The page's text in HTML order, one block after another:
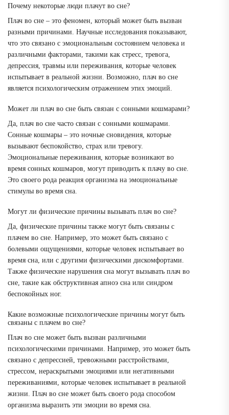
Почему некоторые люди плачут во сне?
Плач во сне – это феномен, который может быть вызван
разными причинами. Научные исследования показывают,
что это связано с эмоциональным состоянием человека и
различными факторами, такими как стресс, тревога,
депрессия, травмы или переживания, которые человек
испытывает в реальной жизни. Возможно, плач во сне
является психологическим отражением этих эмоций.
Может ли плач во сне быть связан с сонными кошмарами?
Да, плач во сне часто связан с сонными кошмарами.
Сонные кошмары – это ночные сновидения, которые
вызывают беспокойство, страх или тревогу.
Эмоциональные переживания, которые возникают во
время сонных кошмаров, могут приводить к плачу во сне.
Это своего рода реакция организма на эмоциональные
стимулы во время сна.
Могут ли физические причины вызывать плач во сне?
Да, физические причины также могут быть связаны с
плачем во сне. Например, это может быть связано с
болевыми ощущениями, которые человек испытывает во
время сна, или с другими физическими дискомфортами.
Также физические нарушения сна могут вызывать плач во
сне, такие как обструктивная апноэ сна или синдром
беспокойных ног.
Какие возможные психологические причины могут быть
связаны с плачем во сне?
Плач во сне может быть вызван различными
психологическими причинами. Например, это может быть
связано с депрессией, тревожными расстройствами,
стрессом, нераскрытыми эмоциями или негативными
переживаниями, которые человек испытывает в реальной
жизни. Плач во сне может быть своего рода способом
организма выразить эти эмоции во время сна.